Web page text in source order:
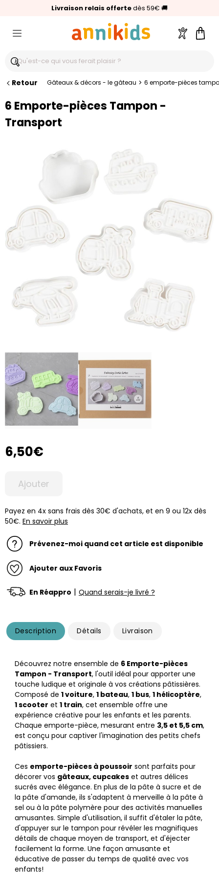
Livraison relais offertedès 59€ 🚚
🥇Palmarès Capital 2025 :Annikids N°1
⭐⭐⭐⭐⭐4,6/5(24 000 avis clients)
Compte
Retour Gâteaux & décors - le gâteau > 6 emporte-pièces
6 Emporte-pièces Tampon -
Transport
6,50€
Ajouter
Payez en 4x sans frais dès 30€ d'achats, et en 9 ou 12x dès
50€. En savoir plus
Prévenez-moi quand cet article est disponible
Ajouter aux Favoris
En Réappro | Quand serais-je livré ?
Description Détails Livraison
Découvrez notre ensemble de 6 Emporte-pièces
Tampon - Transport, l'outil idéal pour apporter une
touche ludique et originale à vos créations pâtissières.
Composé de 1 voiture, 1 bateau, 1 bus, 1 hélicoptère,
1 scooter et 1 train, cet ensemble offre une
expérience créative pour les enfants et les parents.
Chaque emporte-pièce, mesurant entre 3,5 et 5,5 cm,
est conçu pour captiver l'imagination des petits chefs
pâtissiers.
Ces emporte-pièces à poussoir sont parfaits pour
décorer vos gâteaux, cupcakes et autres délices
sucrés avec élégance. En plus de la pâte à sucre et de
la pâte d'amande, ils s'adaptent à merveille à la pâte à
sel ou à la pâte polymère pour des activités manuelles
amusantes. Simple d'utilisation, il suffit d'étaler la pâte,
d'appuyer sur le tampon pour révéler les magnifiques
détails de chaque moyen de transport, et d'éjecter
facilement la forme. Une façon amusante et
éducative de passer du temps de qualité avec vos
enfants!